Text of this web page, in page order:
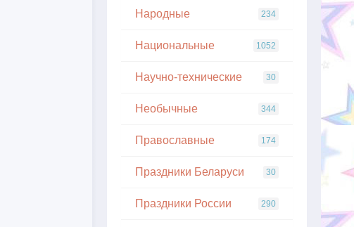
Народные 234
Национальные 1052
Научно-технические 30
Необычные 344
Православные 174
Праздники Беларуси 30
Праздники России 290